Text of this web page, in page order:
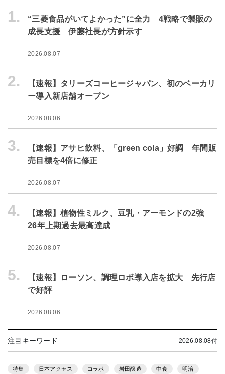
1.
“三菱食品がいてよかった”に全力 4戦略で製販の
成長支援 伊藤社長が方針示す
2026.08.07
2.
【速報】タリーズコーヒージャパン、初のベーカリ
ー導入新店舗オープン
2026.08.06
3.
【速報】アサヒ飲料、「green cola」好調 年間販
売目標を4倍に修正
2026.08.07
4.
【速報】植物性ミルク、豆乳・アーモンドの2強
26年上期過去最高達成
2026.08.07
5.
【速報】ローソン、調理ロボ導入店を拡大 先行店
で好評
2026.08.06
注目キーワード 2026.08.08付
特集 日本アクセス コラボ 岩田醸造 中食 明治